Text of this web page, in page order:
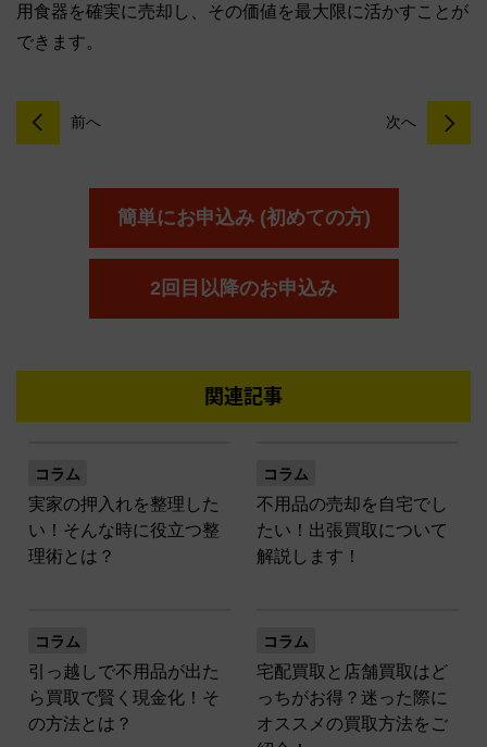
用食器を確実に売却し、その価値を最大限に活かすことが
できます。
前へ 次へ
簡単にお申込み (初めての方)
2回目以降のお申込み
関連記事
コラム
実家の押入れを整理した
い！そんな時に役立つ整
理術とは？
コラム
不用品の売却を自宅でし
たい！出張買取について
解説します！
コラム
引っ越しで不用品が出た
ら買取で賢く現金化！そ
の方法とは？
コラム
宅配買取と店舗買取はど
っちがお得？迷った際に
オススメの買取方法をご